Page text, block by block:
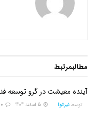
مطالبمرتبط
آینده معیشت در گرو توسعه
توسط نیرتوا